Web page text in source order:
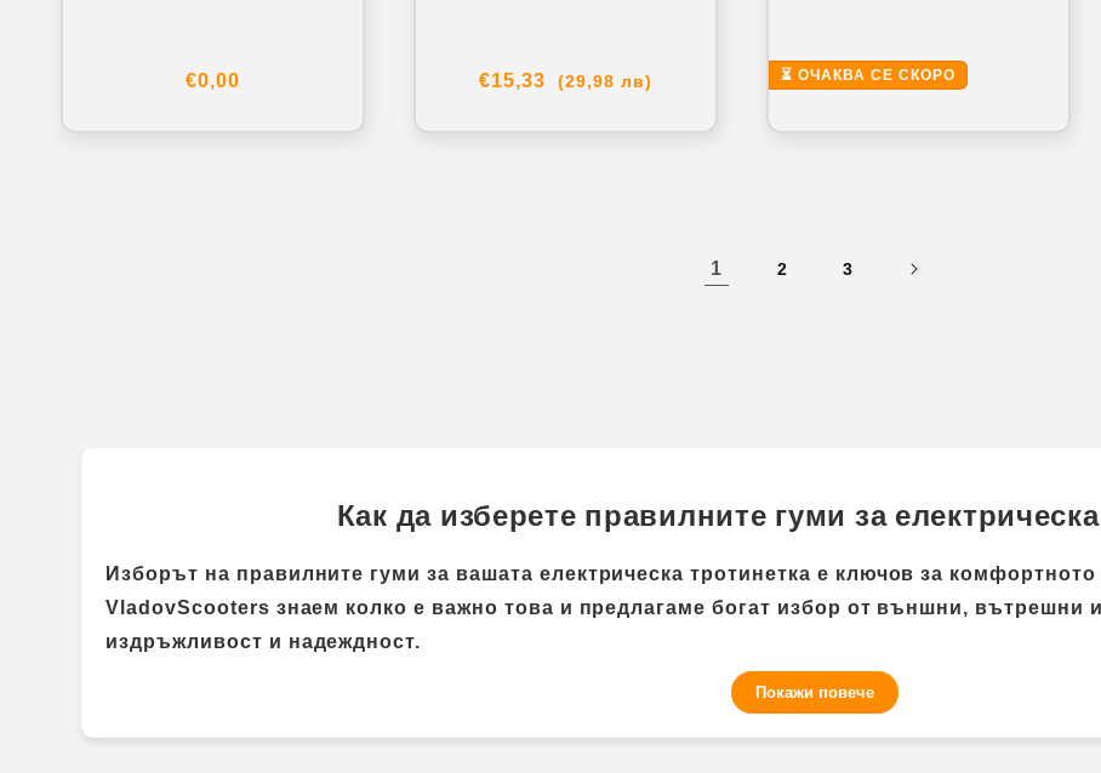
Обичайна
€0,00
Обичайна
€15,33 (29,98 лв) ⏳ ОЧАКВА СЕ СКОРО
1 2 3
Как да изберете правилните гуми за
Изборът на правилните гуми за вашата електрическа тротинетка е ключов за
VladovScooters знаем колко е важно това и предлагаме богат избор от външни, вътрешни
издръжливост и надеждност.
Покажи повече